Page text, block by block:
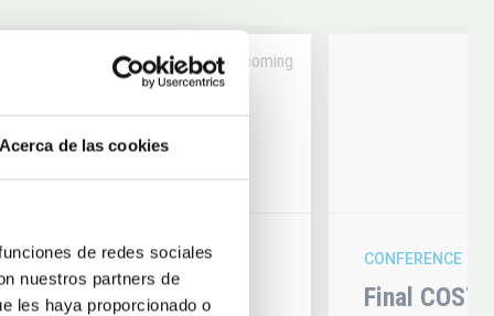
Acerca de las cookies
de redes sociales
nuestros partners de
les haya proporcionado o
14
Upcoming
2026
CONFERENCE
Final